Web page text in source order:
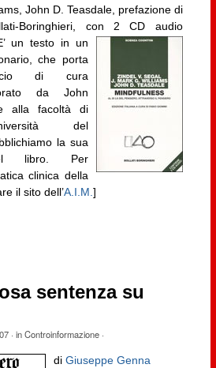
John D. Teasdale, prefazione di
Boringhieri, con 2 CD audio
un testo in un
che porta
di cura
da John
alla facoltà di
del
la sua
libro. Per
clinica della
il sito dell’A.I.M.]
sentenza su
· inControinformazione·
di Giuseppe Genna